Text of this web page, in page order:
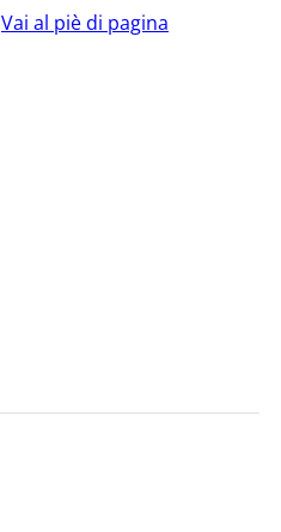
Vai al piè di pagina